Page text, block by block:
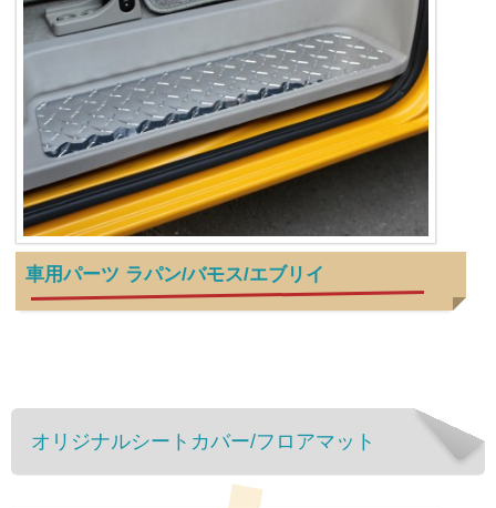
車用パーツ ラパン/バモス/エブリイ
オリジナルシートカバー/フロアマット